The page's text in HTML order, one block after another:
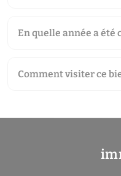
En quelle année a été
Comment visiter ce